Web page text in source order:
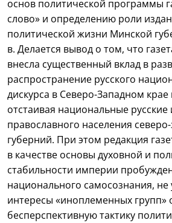
основ политической программы
слово» и определению роли
политической жизни Минской
в. Делается вывод о том, что
внесла существенный вклад в
распространение русского
дискурса в Северо-Западном крае
отстаивая национальные
православного населения
губерний. При этом редакция
в качестве основы духовной и
стабильности империи
национального самосознания, не
интересы «иноплеменных групп»
бесперспективную тактику